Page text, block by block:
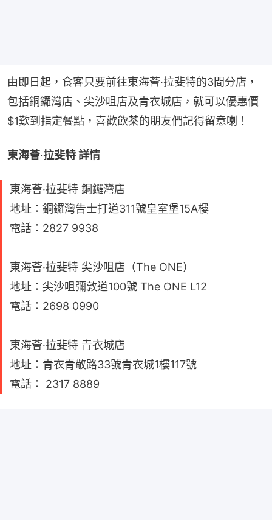
由即日起，食客只要前往東海薈‧拉斐特的3間分店，
包括銅鑼灣店、尖沙咀店及青衣城店，就可以優惠價
$1歎到指定餐點，喜歡飲茶的朋友們記得留意喇！
東海薈‧拉斐特 詳情
東海薈‧拉斐特 銅鑼灣店
地址：銅鑼灣告士打道311號皇室堡15A樓
電話：2827 9938
東海薈‧拉斐特 尖沙咀店（The ONE）
地址：尖沙咀彌敦道100號 The ONE L12
電話：2698 0990
東海薈‧拉斐特 青衣城店
地址：青衣青敬路33號青衣城1樓117號
電話： 2317 8889